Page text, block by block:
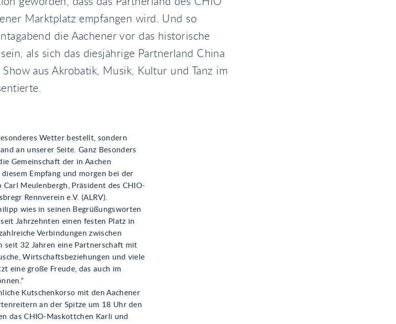
Marktplatz empfangen wird. Und so
die Aachener vor das historische
als sich das diesjährige Partnerland China
aus Akrobatik, Musik, Kultur und Tanz im
Wetter bestellt, sondern
an unserer Seite. Ganz Besonders
Gemeinschaft der in Aachen
Empfang und morgen bei der
Carl Meulenbergh, Präsident des CHIO-
Rennverein e.V. (ALRV).
wies in seinen Begrüßungsworten
Jahrzehnten einen festen Platz in
Verbindungen zwischen
seit 32 Jahren eine Partnerschaft mit
Wirtschaftsbeziehungen und viele
eine große Freude, das auch im
Kutschenkorso mit den Aachener
an der Spitze um 18 Uhr den
das CHIO-Maskottchen Karli und